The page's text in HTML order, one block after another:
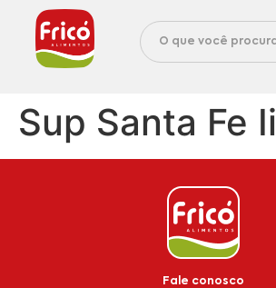
Sup Santa Fe Ii
Fale conosco